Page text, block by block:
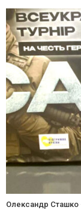
Олександр Сташко